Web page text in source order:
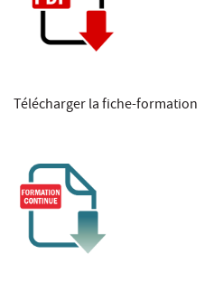
Télécharger la fiche-formation